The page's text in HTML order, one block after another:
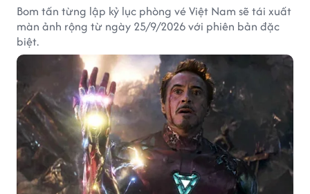
Bom tấn từng lập kỷ lục phòng vé Việt Nam sẽ tái xuất
màn ảnh rộng từ ngày 25/9/2026 với phiên bản đặc
biệt.